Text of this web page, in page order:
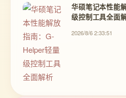
华硕笔记本性能
级控制工具全面
2026/8/6 2:33:51